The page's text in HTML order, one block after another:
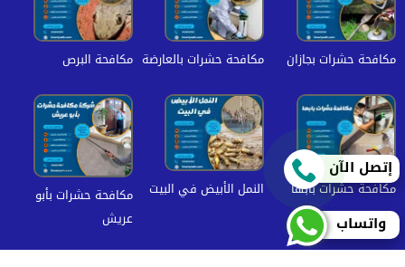
مكافحة حشرات بجازان مكافحة حشرات بالعارضة مكافحة البرص
مكافحة حشرات بابها النمل الأبيض في البيت
مكافحة حشرات بأبو
عريش
إتصل الآن
واتساب